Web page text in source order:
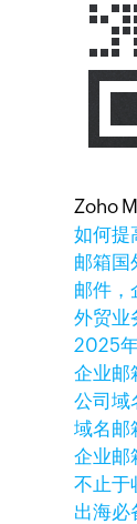
Zoho
如何提
邮箱国
邮件，
外贸业
2025
企业邮
公司域
域名邮
企业邮
不止于
出海必